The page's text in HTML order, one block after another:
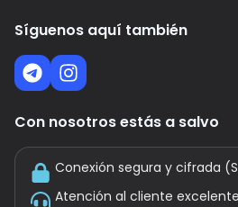
Síguenos aquí también
Con nosotros estás a salvo
Conexión segura y cifrada
Atención al cliente excelente